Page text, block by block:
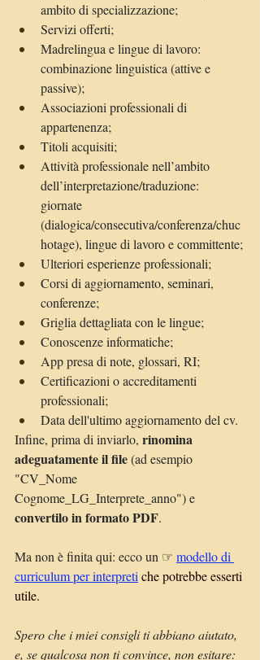
ambito di specializzazione;
Servizi offerti;
Madrelingua e lingue di lavoro:
combinazione linguistica (attive e
passive);
Associazioni professionali di
appartenenza;
Titoli acquisiti;
Attività professionale nell’ambito
dell’interpretazione/traduzione:
giornate
(dialogica/consecutiva/conferenza/chuc
hotage), lingue di lavoro e committente;
Ulteriori esperienze professionali;
Corsi di aggiornamento, seminari,
conferenze;
Griglia dettagliata con le lingue;
Conoscenze informatiche;
App presa di note, glossari, RI;
Certificazioni o accreditamenti
professionali;
Data dell'ultimo aggiornamento del cv.
Infine, prima di inviarlo, rinomina
adeguatamente il file (ad esempio
"CV_Nome
Cognome_LG_Interprete_anno") e
convertilo in formato PDF.
Ma non è finita qui: ecco un ☞ modello di
curriculum per interpreti che potrebbe esserti
utile.
Spero che i miei consigli ti abbiano aiutato,
e, se qualcosa non ti convince, non esitare: